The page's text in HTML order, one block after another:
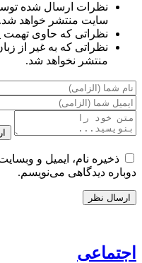
نظرات ارسال شده
سایت منتشر خواهد شد.
نظراتی که حاوی تهمت
نظراتی که به غیر از
منتشر نخواهد شد.
ذخیره نام، ایمیل و
دوباره دیدگاهی می‌نویسم.
اجتماعی